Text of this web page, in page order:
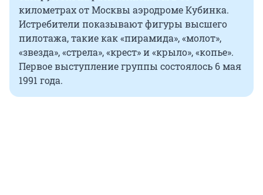
километрах от Москвы аэродроме Кубинка.
Истребители показывают фигуры высшего
пилотажа, такие как «пирамида», «молот»,
«звезда», «стрела», «крест» и «крыло», «копье».
Первое выступление группы состоялось 6 мая
1991 года.